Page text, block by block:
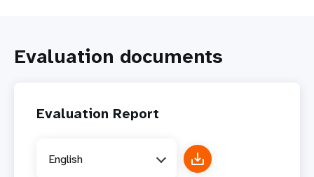
Evaluation documents
Evaluation Report
English